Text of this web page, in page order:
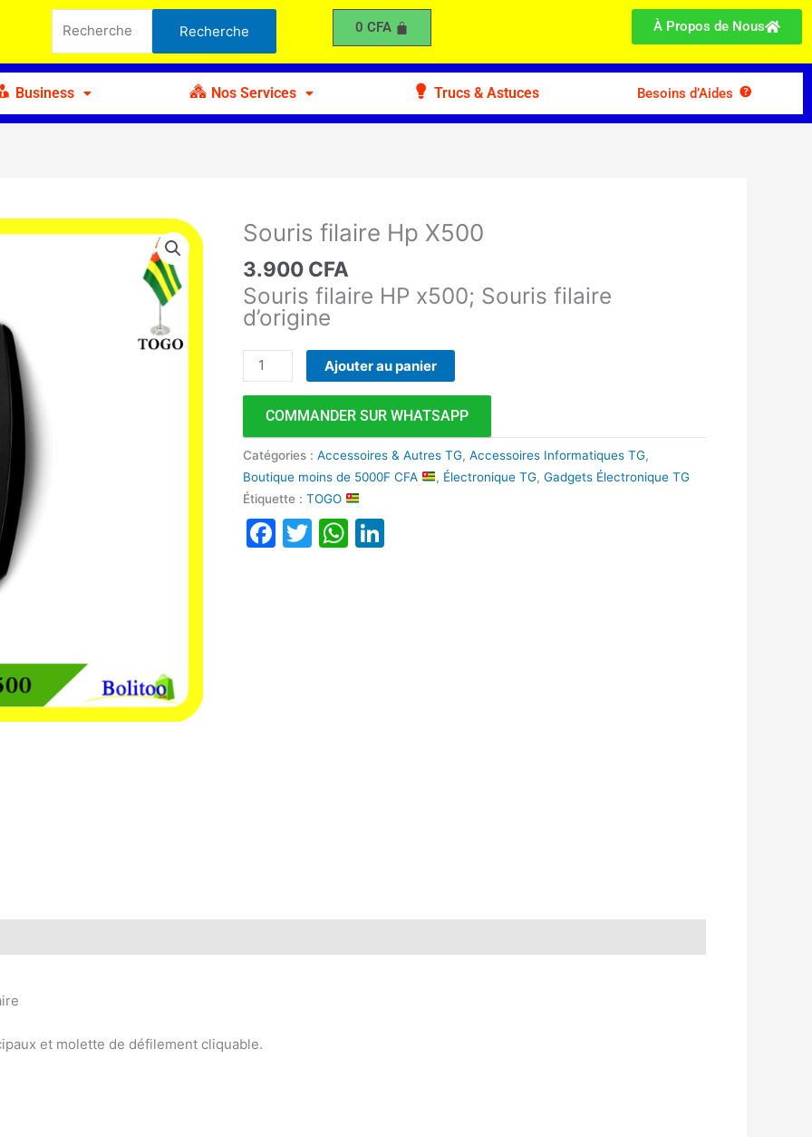
pour :
Recherche 0 CFA À Propos de Nous
Business Nos Services Trucs & Astuces Besoins d’Aides
Souris filaire Hp X500
3.900 CFA
Souris filaire HP x500; Souris filaire
d’origine
quantité
Souris
filaire
Hp
Ajouter au panier
COMMANDER SUR WHATSAPP
Catégories :Accessoires & Autres TG,Accessoires Informatiques TG,
Boutique moins de 5000F CFA
, Électronique TG, Gadgets Électronique TG
Étiquette :TOGO
Facebook
TwitterWhatsApp
et molette de défilement cliquable.